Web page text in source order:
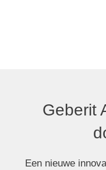
Geberit
Een nieuwe